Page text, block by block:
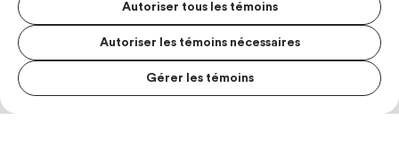
Autoriser tous les témoins
Autoriser les témoins nécessaires
Gérer les témoins
MENU